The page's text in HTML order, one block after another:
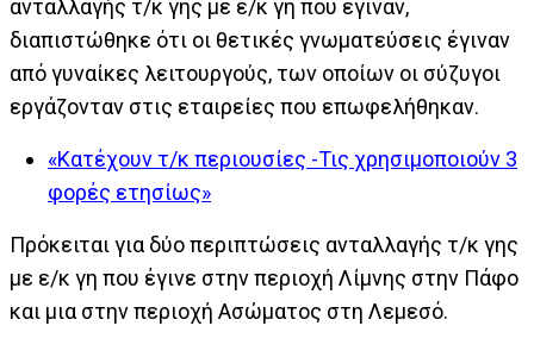
ανταλλαγής τ/κ γης με ε/κ γη που έγιναν,
διαπιστώθηκε ότι οι θετικές γνωματεύσεις έγιναν
από γυναίκες λειτουργούς, των οποίων οι σύζυγοι
εργάζονταν στις εταιρείες που επωφελήθηκαν.
«Κατέχουν τ/κ περιουσίες -Τις χρησιμοποιούν 3
φορές ετησίως»
Πρόκειται για δύο περιπτώσεις ανταλλαγής τ/κ γης
με ε/κ γη που έγινε στην περιοχή Λίμνης στην Πάφο
και μια στην περιοχή Ασώματος στη Λεμεσό.